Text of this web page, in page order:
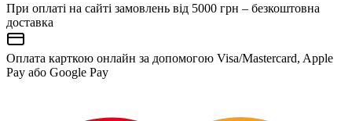
При оплаті на сайті замовлень від 5000 грн – безкоштовна
доставка
Оплата карткою онлайн за допомогою Visa/Mastercard, Apple
Pay або Google Pay